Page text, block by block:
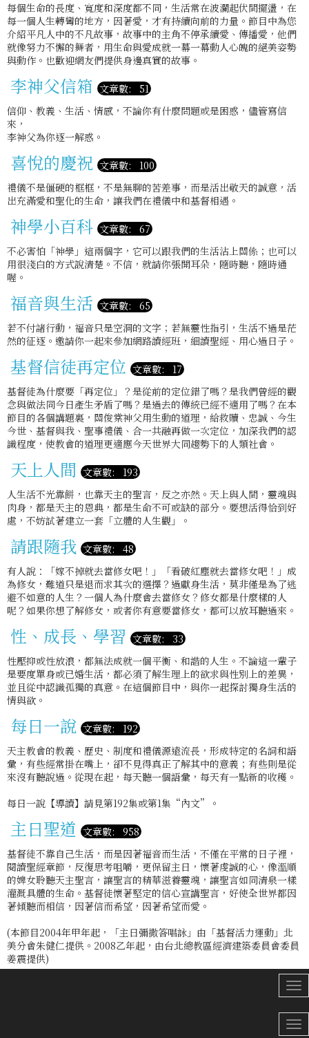
每個生命的長度、寬度和深度都不同，生活常在波瀾起伏間擺盪，在
每一個人生轉彎的地方，因著愛，才有持續向前的力量。節目中為您
介紹平凡人中的不凡故事，故事中的主角不停承續愛、傳播愛，他們
就像努力不懈的舞者，用生命與愛成就一幕一幕動人心魄的絕美姿勢
與動作。也歡迎網友們提供身邊真實的故事。
李神父信箱 文章數: 51
信仰、教義、生活、情感，不論你有什麼問題或是困惑，儘管寫信
來，
李神父為你逐一解惑。
喜悅的慶祝 文章數: 100
禮儀不是僵硬的框框，不是無聊的苦差事，而是活出敬天的誠意，活
出充滿愛和聖化的生命，讓我們在禮儀中和基督相遇。
神學小百科 文章數: 67
不必害怕「神學」這兩個字，它可以跟我們的生活沾上關係；也可以
用很淺白的方式說清楚。不信，就請你張開耳朵，隨時聽，隨時通
喔。
福音與生活 文章數: 65
若不付諸行動，福音只是空洞的文字；若無靈性指引，生活不過是茫
然的征逐。邀請你一起來參加網路讀經班，細讀聖經、用心過日子。
基督信徒再定位 文章數: 17
基督徒為什麼要「再定位」？是從前的定位錯了嗎？是我們曾經的觀
念與做法同今日產生矛盾了嗎？是過去的傳統已經不適用了嗎？在本
節目的各個講題裏，關俊棠神父用生動的道理，給救贖、忠誠、今生
今世、基督與我、聖事禮儀、合一共融再做一次定位，加深我們的認
識程度，使教會的道理更適應今天世界大同趨勢下的人類社會。
天上人間 文章數: 193
人生活不光靠餅，也靠天主的聖言，反之亦然。天上與人間，靈魂與
肉身，都是天主的恩典，都是生命不可或缺的部分。要想活得恰到好
處，不妨試著建立一套「立體的人生觀」。
請跟隨我 文章數: 48
有人說：「嫁不掉就去當修女吧！」「看破紅塵就去當修女吧！」成
為修女，難道只是退而求其次的選擇？過獻身生活，莫非僅是為了逃
避不如意的人生？一個人為什麼會去當修女？修女都是什麼樣的人
呢？如果你想了解修女，或者你有意要當修女，都可以放耳聽過來。
性、成長、學習 文章數: 33
性壓抑或性放浪，都無法成就一個平衡、和諧的人生。不論這一輩子
是要度單身或已婚生活，都必須了解生理上的欲求與性別上的差異，
並且從中認識孤獨的真意。在這個節目中，與你一起探討獨身生活的
情與欲。
每日一說 文章數: 192
天主教會的教義、歷史、制度和禮儀源遠流長，形成特定的名詞和語
彙，有些經常掛在嘴上，卻不見得真正了解其中的意義；有些則是從
來沒有聽說過。從現在起，每天聽一個語彙，每天有一點新的收穫。
每日一說【導讀】請見第192集或第1集“內文”。
主日聖道 文章數: 958
基督徒不靠自己生活，而是因著福音而生活，不僅在平常的日子裡，
閱讀聖經章節，反復思考咀嚼，更保留主日，懷著虔誠的心，像溫順
的婢女聆聽天主聖言，讓聖言的精華滋養靈魂，讓聖言如同清泉一樣
灌溉具體的生命。基督徒懷著堅定的信心宣講聖言，好使全世界都因
著傾聽而相信，因著信而希望，因著希望而愛。
(本節目2004年甲年起，「主日彌撒答唱詠」由「基督活力運動」北
美分會朱健仁提供。2008乙年起，由台北總教區經濟建築委員會委員
姜震提供)